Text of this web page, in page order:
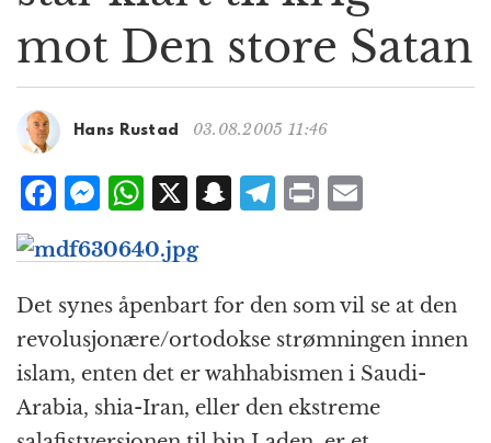
a
t
i
n
mot Den store Satan
Hans Rustad 03.08.2005 11:46
F
a
c
e
b
o
o
M
ss
e
n
g
e
W
at
s
A
p
p
X S
p
c
h
at
T
g
r
a
m
P
t
l
Det synes åpenbart for den som vil se at den
revolusjonære/ortodokse strømningen innen
islam, enten det er wahhabismen i Saudi-
Arabia, shia-Iran, eller den ekstreme